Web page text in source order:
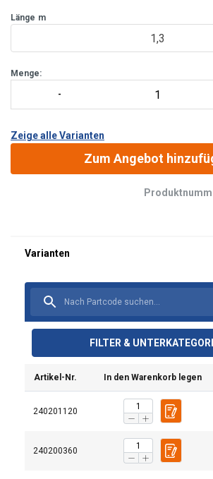
2700 parts 8.1 and 8.2.
Länge m
1,3
Menge:
Zeige alle Varianten
Zum Angebot
FILTER &
Artikel-Nr. In den Warenkorb legen
240201120
240200360